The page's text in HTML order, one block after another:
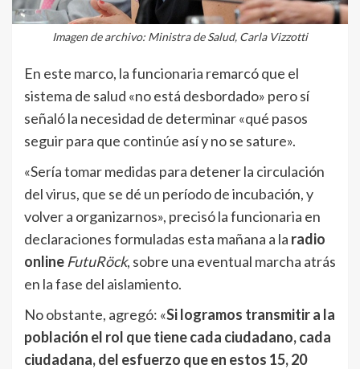
Imagen de archivo: Ministra de Salud, Carla Vizzotti
En este marco, la funcionaria remarcó que el
sistema de salud «no está desbordado» pero sí
señaló la necesidad de determinar «qué pasos
seguir para que continúe así y no se sature».
«Sería tomar medidas para detener la circulación
del virus, que se dé un período de incubación, y
volver a organizarnos», precisó la funcionaria en
declaraciones formuladas esta mañana a la radio
online FutuRöck, sobre una eventual marcha atrás
en la fase del aislamiento.
No obstante, agregó: «Si logramos transmitir a la
población el rol que tiene cada ciudadano, cada
ciudadana, del esfuerzo que en estos 15, 20